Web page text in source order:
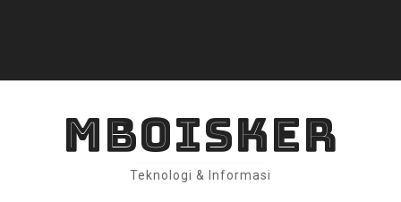
MBOISKER
Teknologi & Informasi